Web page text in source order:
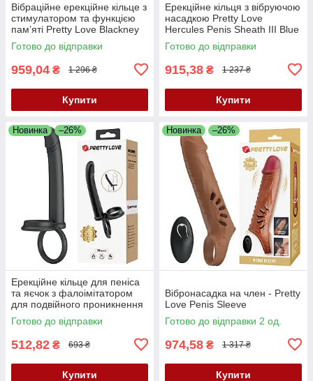
Вібраційне ерекційне кільце з
стимулатором та функцією
пам’яті Pretty Love Blackney
Vibrating Enhacer Purple
Готово до відправки
959,04 ₴ 1 296 ₴
Купити
Ерекційне кільця з вібруючою
насадкою Pretty Love
Hercules Penis Sheath III Blue
— подвійне задоволення та
потужна підтримка
Готово до відправки
915,38 ₴ 1 237 ₴
Купити
Новинка –26%
Ерекційне кільце для пеніса
та яєчок з фалоімітатором
для подвійного проникнення
Pretty Love Moses Black
Готово до відправки
512,82 ₴ 693 ₴
Купити
Новинка –26%
Вібронасадка на член - Pretty
Love Penis Sleeve
Готово до відправки 2 од.
974,58 ₴ 1 317 ₴
Купити